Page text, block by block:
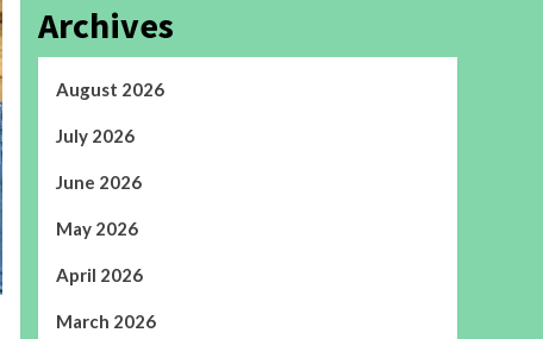
Archives
August 2026
July 2026
June 2026
May 2026
April 2026
March 2026